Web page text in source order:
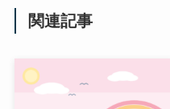
関連記事